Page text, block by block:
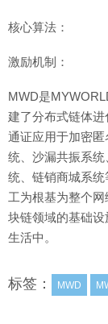
核心算法：
激励机制：
MWD是
建了分布式链体
通证应用于加密
统、沙漏共振系
统、链销商城系
工为根基为整个
块链领域的基础
生活中。
标签： MWD